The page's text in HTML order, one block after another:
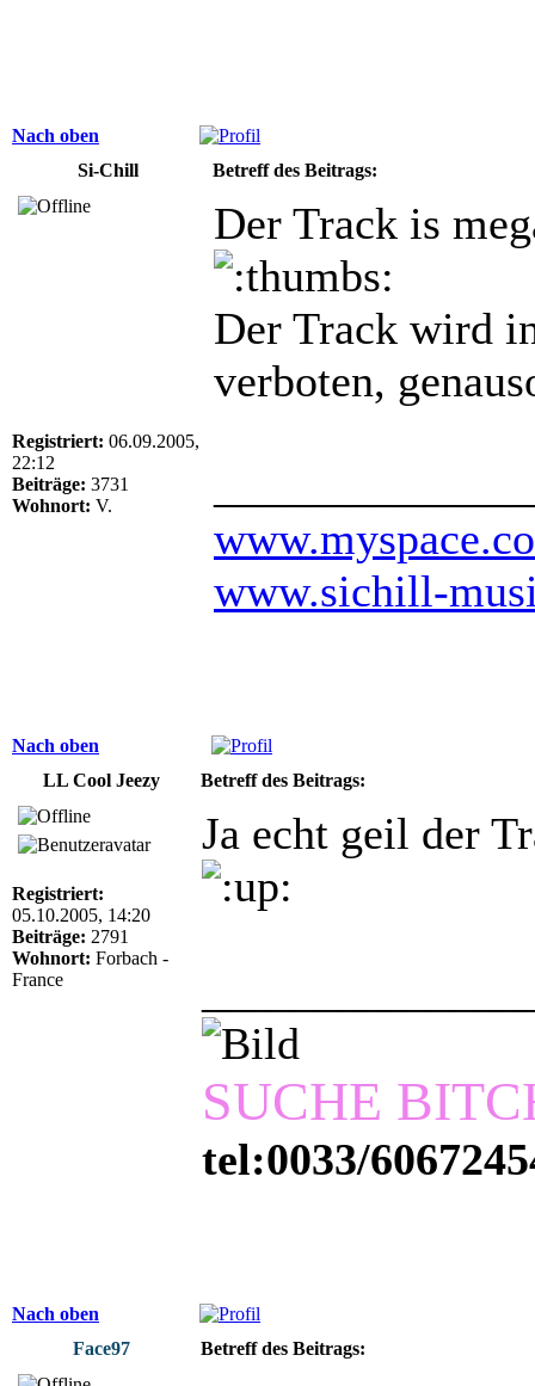
Nach oben
Si-Chill
Betreff des Beitrags:
Registriert: 06.09.2005,
22:12
Beiträge: 3731
Wohnort: V.
Der Track is
Der Track wird
verboten,
www.sichill-
Nach oben
LL Cool Jeezy
Betreff des Beitrags:
Registriert:
05.10.2005, 14:20
Beiträge: 2791
Wohnort: Forbach -
France
Ja echt geil der
SUCHE
tel:0033/
Nach oben
Face97
Betreff des Beitrags: